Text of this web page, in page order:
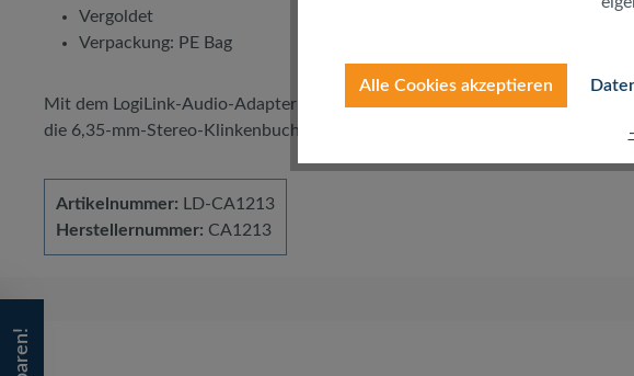
Vergoldet
Verpackung: PE Bag
Mit dem LogiLink-Audio-Adapter aus Zink verbinden Sie Ihre Geräte
die 6,35-mm-Stereo-Klinkenbuchse an ihrem Gerät in eine 3,5-mm-Buchse.
Artikelnummer: LD-CA1213
Herstellernummer: CA1213
Alle Cookies akzeptieren